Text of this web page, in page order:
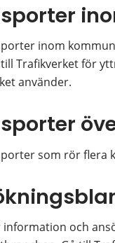
inom
Trafikverket för
använder.
som rör flera
och